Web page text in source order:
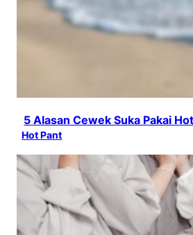
5 Alasan Cewek Suka Pakai
Hot Pant